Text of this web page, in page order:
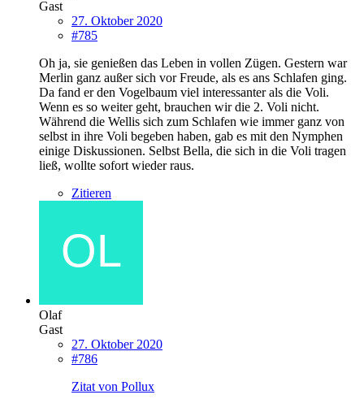
Gast
27. Oktober 2020
#785
Oh ja, sie genießen das Leben in vollen Zügen. Gestern war
Merlin ganz außer sich vor Freude, als es ans Schlafen ging.
Da fand er den Vogelbaum viel interessanter als die Voli.
Wenn es so weiter geht, brauchen wir die 2. Voli nicht.
Während die Wellis sich zum Schlafen wie immer ganz von
selbst in ihre Voli begeben haben, gab es mit den Nymphen
einige Diskussionen. Selbst Bella, die sich in die Voli tragen
ließ, wollte sofort wieder raus.
Zitieren
Olaf
Gast
27. Oktober 2020
#786
Zitat von Pollux